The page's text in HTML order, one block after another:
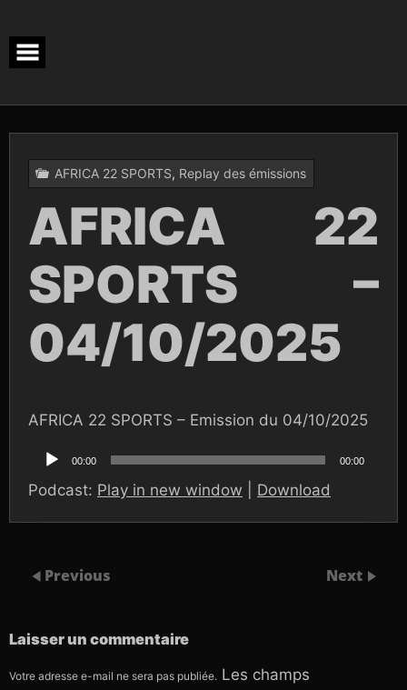
content
AFRICA 22 SPORTS, Replay des émissions
AFRICA 22
SPORTS –
04/10/2025
AFRICA 22 SPORTS – Emission du 04/10/2025
audio
00:00 00:00
Podcast: Play in new window Download
Previous Next
Laisser un commentaire
Votre adresse e-mail ne sera pas publiée. Les champs